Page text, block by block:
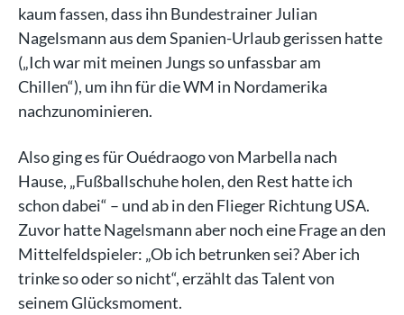
kaum fassen, dass ihn Bundestrainer Julian
Nagelsmann aus dem Spanien-Urlaub gerissen hatte
(„Ich war mit meinen Jungs so unfassbar am
Chillen“), um ihn für die WM in Nordamerika
nachzunominieren.
Also ging es für Ouédraogo von Marbella nach
Hause, „Fußballschuhe holen, den Rest hatte ich
schon dabei“ – und ab in den Flieger Richtung USA.
Zuvor hatte Nagelsmann aber noch eine Frage an den
Mittelfeldspieler: „Ob ich betrunken sei? Aber ich
trinke so oder so nicht“, erzählt das Talent von
seinem Glücksmoment.